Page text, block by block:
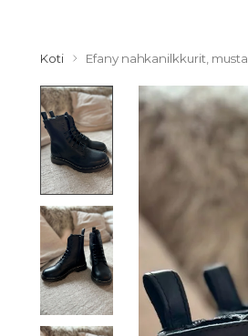
Koti Efany nahkanilkkurit, musta